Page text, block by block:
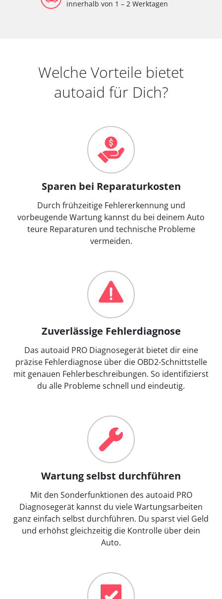
innerhalb von 1 – 2 Werktagen
Welche Vorteile bietet
autoaid für Dich?
Sparen bei Reparaturkosten
Durch frühzeitige Fehlererkennung und
vorbeugende Wartung kannst du bei deinem Auto
teure Reparaturen und technische Probleme
vermeiden.
Zuverlässige Fehlerdiagnose
Das autoaid PRO Diagnosegerät bietet dir eine
präzise Fehlerdiagnose über die OBD2-Schnittstelle
mit genauen Fehlerbeschreibungen. So identifizierst
du alle Probleme schnell und eindeutig.
Wartung selbst durchführen
Mit den Sonderfunktionen des autoaid PRO
Diagnosegerät kannst du viele Wartungsarbeiten
ganz einfach selbst durchführen. Du sparst viel Geld
und erhöhst gleichzeitig die Kontrolle über dein
Auto.